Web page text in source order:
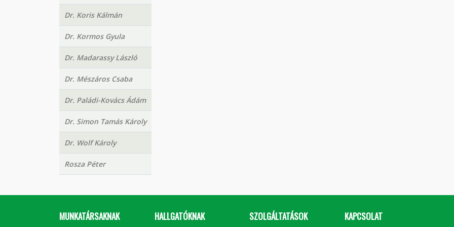
Dr. Koris Kálmán
Dr. Kormos Gyula
Dr. Madarassy László
Dr. Mészáros Csaba
Dr. Paládi-Kovács Ádám
Dr. Simon Tamás Károly
Dr. Wolf Károly
Rosza Péter
MUNKATÁRSAKNAK HALLGATÓKNAK SZOLGÁLTATÁSOK KAPCSOLAT